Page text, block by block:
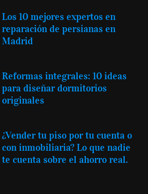
Los 10 mejores expertos en
reparación de persianas en
Madrid
Reformas integrales: 10 ideas
para diseñar dormitorios
originales
¿Vender tu piso por tu cuenta o
con inmobiliaria? Lo que nadie
te cuenta sobre el ahorro real.